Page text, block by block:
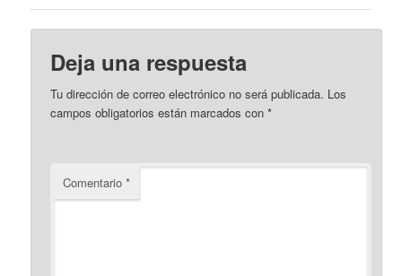
Deja una respuesta
Tu dirección de correo electrónico no será publicada. Los
campos obligatorios están marcados con*
Comentario*